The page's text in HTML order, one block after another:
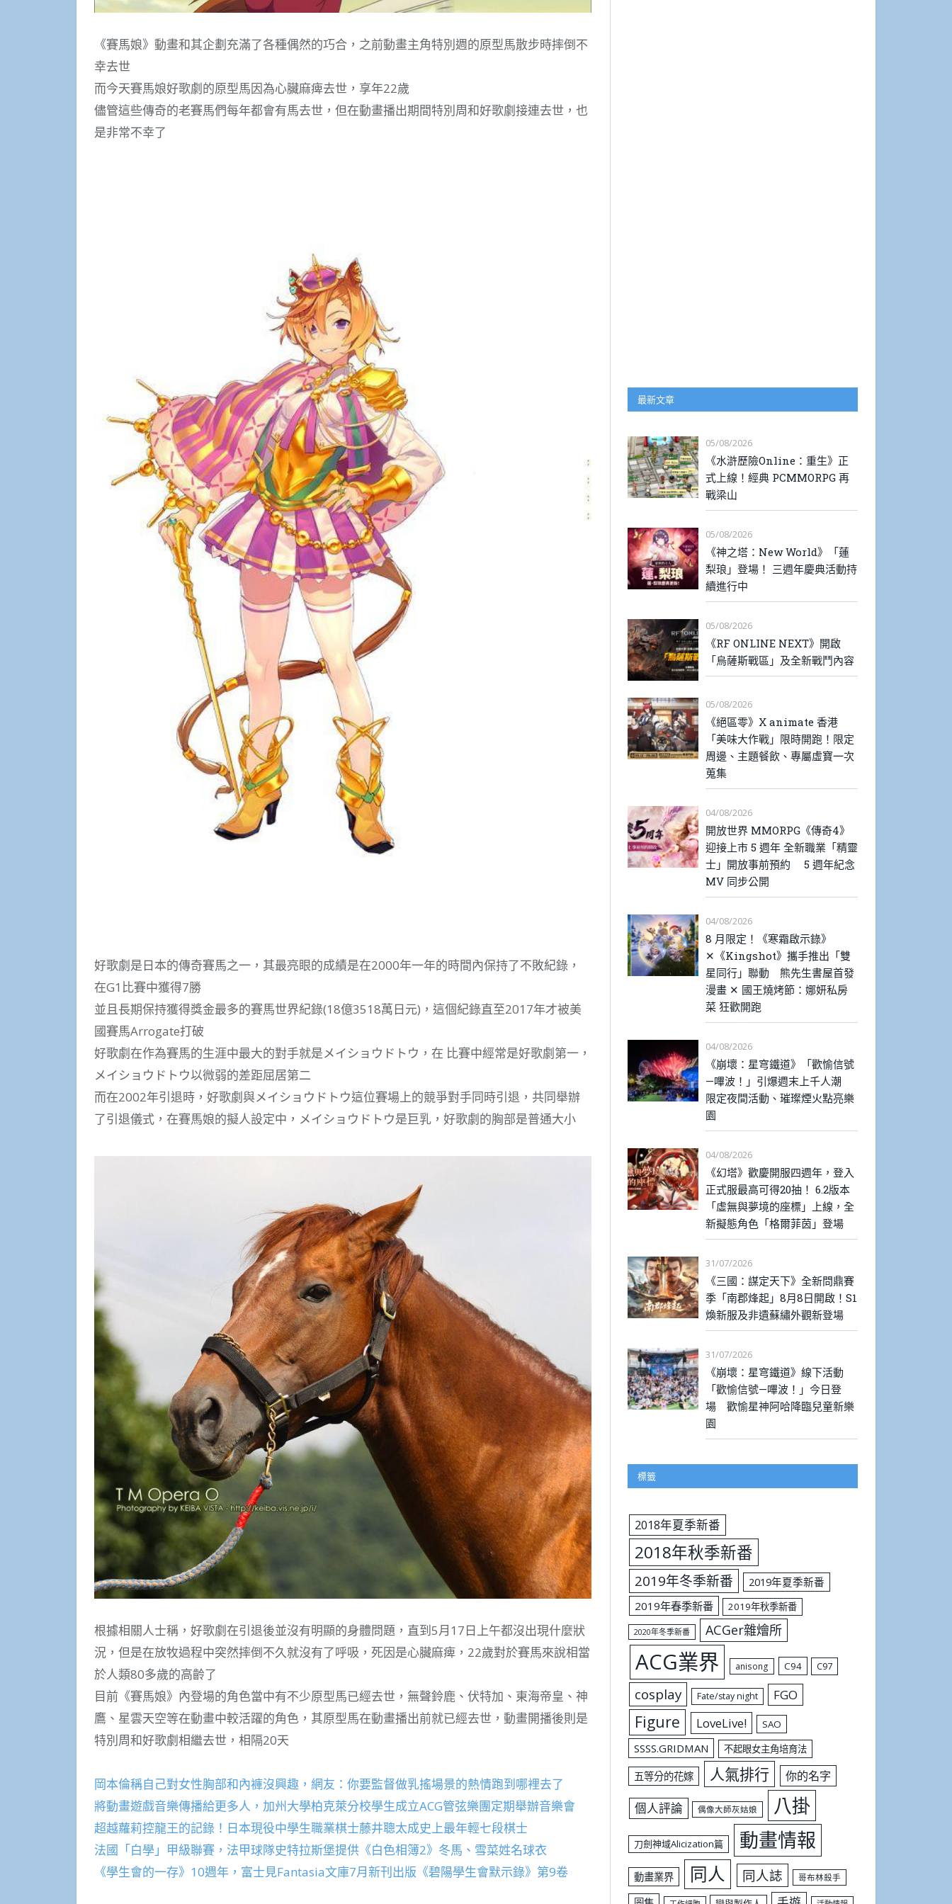
《賽馬娘》動畫和其企劃充滿了各種偶然的巧合，之前動畫主角特別週的原型馬散步時摔倒不
幸去世
而今天賽馬娘好歌劇的原型馬因為心臟麻痺去世，享年22歲
儘管這些傳奇的老賽馬們每年都會有馬去世，但在動畫播出期間特別周和好歌劇接連去世，也
是非常不幸了
好歌劇是日本的傳奇賽馬之一，其最亮眼的成績是在2000年一年的時間內保持了不敗紀錄，
在G1比賽中獲得7勝
並且長期保持獲得獎金最多的賽馬世界紀錄(18億3518萬日元)，這個紀錄直至2017年才被美
國賽馬Arrogate打破
好歌劇在作為賽馬的生涯中最大的對手就是メイショウドトウ，在 比賽中經常是好歌劇第一，
メイショウドトウ以微弱的差距屈居第二
而在2002年引退時，好歌劇與メイショウドトウ這位賽場上的競爭對手同時引退，共同舉辦
了引退儀式，在賽馬娘的擬人設定中，メイショウドトウ是巨乳，好歌劇的胸部是普通大小
根據相關人士稱，好歌劇在引退後並沒有明顯的身體問題，直到5月17日上午都沒出現什麼狀
況，但是在放牧過程中突然摔倒不久就沒有了呼吸，死因是心臟麻痺，22歲對於賽馬來說相當
於人類80多歲的高齡了
目前《賽馬娘》內登場的角色當中有不少原型馬已經去世，無聲鈴鹿、伏特加、東海帝皇、神
鷹、星雲天空等在動畫中較活躍的角色，其原型馬在動畫播出前就已經去世，動畫開播後則是
特別周和好歌劇相繼去世，相隔20天
岡本倫稱自己對女性胸部和內褲沒興趣，網友：你要監督做乳搖場景的熱情跑到哪裡去了
將動畫遊戲音樂傳播給更多人，加州大學柏克萊分校學生成立ACG管弦樂團定期舉辦音樂會
超越蘿莉控龍王的記錄！日本現役中學生職業棋士藤井聰太成史上最年輕七段棋士
法國「白學」甲級聯賽，法甲球隊史特拉斯堡提供《白色相簿2》冬馬、雪菜姓名球衣
《學生會的一存》10週年，富士見Fantasia文庫7月新刊出版《碧陽學生會默示錄》第9卷
最新文章
05/08/2026
《水滸歷險Online：重生》正
式上線！經典 PCMMORPG 再
戰梁山
05/08/2026
《神之塔：New World》「蓮
梨琅」登場！ 三週年慶典活動持
續進行中
05/08/2026
《RF ONLINE NEXT》開啟
「烏薩斯戰區」及全新戰鬥內容
05/08/2026
《絕區零》X animate 香港
「美味大作戰」限時開跑！限定
周邊、主題餐飲、專屬虛寶一次
蒐集
04/08/2026
開放世界 MMORPG《傳奇4》
迎接上市 5 週年 全新職業「精靈
士」開放事前預約 5 週年紀念
MV 同步公開
04/08/2026
8 月限定！《寒霜啟示錄》
✕《Kingshot》攜手推出「雙
星同行」聯動 熊先生書屋首發
漫畫 ✕ 國王燒烤節：娜妍私房
菜 狂歡開跑
04/08/2026
《崩壞：星穹鐵道》「歡愉信號
—嗶波！」引爆週末上千人潮
限定夜間活動、璀璨煙火點亮樂
園
04/08/2026
《幻塔》歡慶開服四週年，登入
正式服最高可得20抽！ 6.2版本
「虛無與夢境的座標」上線，全
新擬態角色「格爾菲茵」登場
31/07/2026
《三國：謀定天下》全新問鼎賽
季「南郡烽起」8月8日開啟！S1
煥新服及非遺蘇繡外觀新登場
31/07/2026
《崩壞：星穹鐵道》線下活動
「歡愉信號—嗶波！」今日登
場 歡愉星神阿哈降臨兒童新樂
園
標籤
2018年夏季新番
2018年秋季新番
2019年冬季新番
2019年夏季新番
2019年春季新番
2019年秋季新番
2020年冬季新番 ACGer雜燴所
ACG業界 anisong C94 C97
cosplay Fate/stay night FGO
Figure LoveLive! SAO
SSSS.GRIDMAN 不起眼女主角培育法
五等分的花嫁 人氣排行 你的名字
個人評論 偶像大師灰姑娘 八掛
刀劍神域Alicization篇 動畫情報
動畫業界 同人 同人誌 哥布林殺手